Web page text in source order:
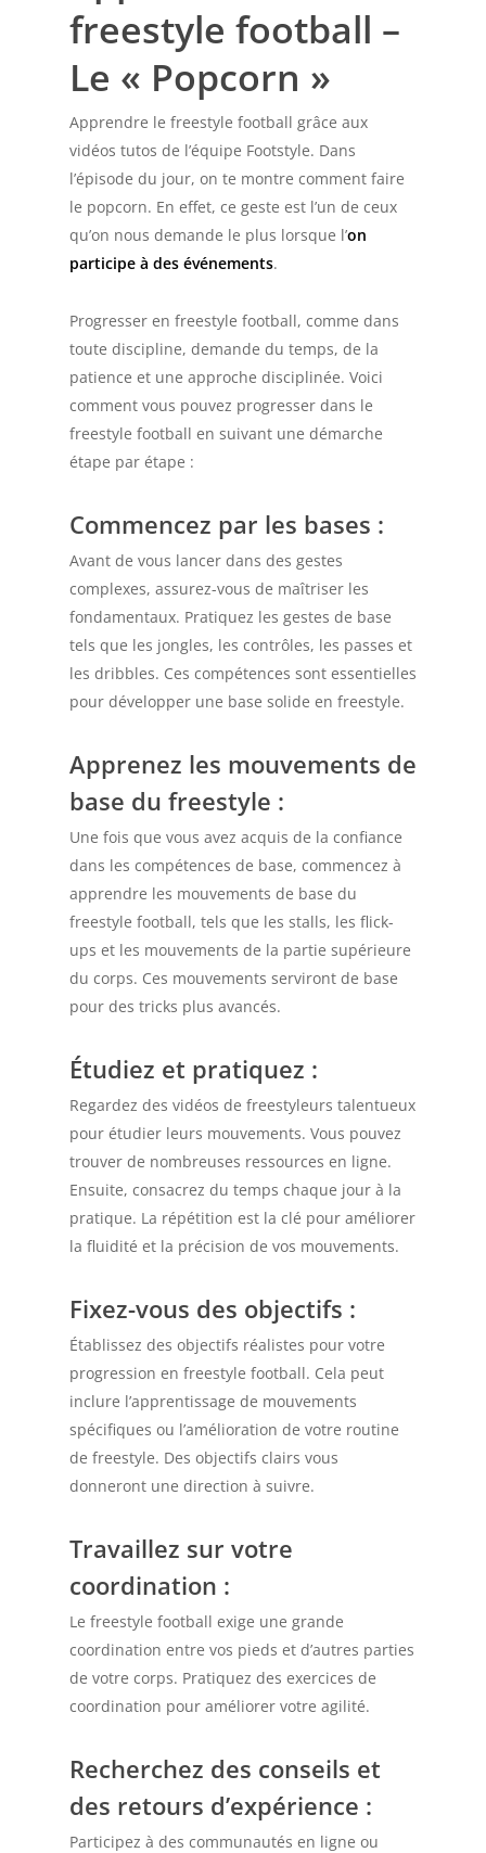
freestyle football –
Le « Popcorn »
Apprendre le freestyle football grâce aux
vidéos tutos de l’équipe Footstyle. Dans
l’épisode du jour, on te montre comment faire
le popcorn. En effet, ce geste est l’un de ceux
qu’on nous demande le plus lorsque l’on
participe à des événements.
Progresser en freestyle football, comme dans
toute discipline, demande du temps, de la
patience et une approche disciplinée. Voici
comment vous pouvez progresser dans le
freestyle football en suivant une démarche
étape par étape :
Commencez par les bases :
Avant de vous lancer dans des gestes
complexes, assurez-vous de maîtriser les
fondamentaux. Pratiquez les gestes de base
tels que les jongles, les contrôles, les passes et
les dribbles. Ces compétences sont essentielles
pour développer une base solide en freestyle.
Apprenez les mouvements de
base du freestyle :
Une fois que vous avez acquis de la confiance
dans les compétences de base, commencez à
apprendre les mouvements de base du
freestyle football, tels que les stalls, les flick-
ups et les mouvements de la partie supérieure
du corps. Ces mouvements serviront de base
pour des tricks plus avancés.
Étudiez et pratiquez :
Regardez des vidéos de freestyleurs talentueux
pour étudier leurs mouvements. Vous pouvez
trouver de nombreuses ressources en ligne.
Ensuite, consacrez du temps chaque jour à la
pratique. La répétition est la clé pour améliorer
la fluidité et la précision de vos mouvements.
Fixez-vous des objectifs :
Établissez des objectifs réalistes pour votre
progression en freestyle football. Cela peut
inclure l’apprentissage de mouvements
spécifiques ou l’amélioration de votre routine
de freestyle. Des objectifs clairs vous
donneront une direction à suivre.
Travaillez sur votre
coordination :
Le freestyle football exige une grande
coordination entre vos pieds et d’autres parties
de votre corps. Pratiquez des exercices de
coordination pour améliorer votre agilité.
Recherchez des conseils et
des retours d’expérience :
Participez à des communautés en ligne ou